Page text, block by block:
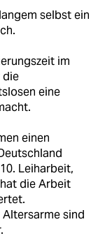
selbst ein
im
die
eine
einen
Leiharbeit,
die Arbeit
sind